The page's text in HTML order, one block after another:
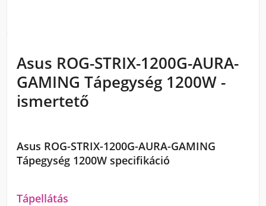
Asus ROG-STRIX-1200G-AURA-
GAMING Tápegység 1200W -
ismertető
Asus ROG-STRIX-1200G-AURA-GAMING
Tápegység 1200W specifikáció
Tápellátás